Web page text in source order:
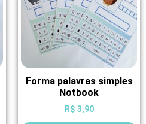
Forma palavras simples
Notbook
R$ 3,90